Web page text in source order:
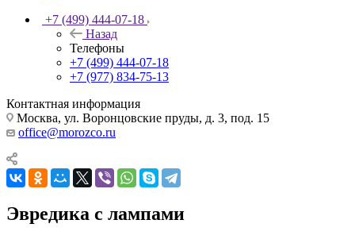
+7 (499) 444-07-18
Назад
Телефоны
+7 (499) 444-07-18
+7 (977) 834-75-13
Контактная информация
Москва, ул. Воронцовские пруды, д. 3, под. 15
office@morozco.ru
Эвредика с лампами